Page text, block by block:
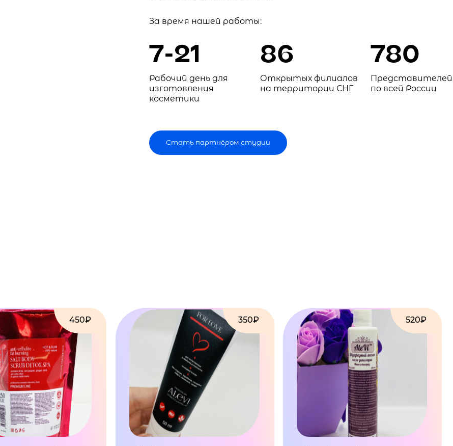
За время нашей работы:
7-21
Рабочий день для
изготовления
косметики
86
Открытых филиалов
на территории СНГ
780
Представителей
по всей России
Стать партнёром студии
450₽ 350₽ 520₽